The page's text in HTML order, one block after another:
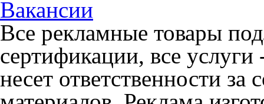
Вакансии
Все рекламные товары
сертификации, все
несет ответственности